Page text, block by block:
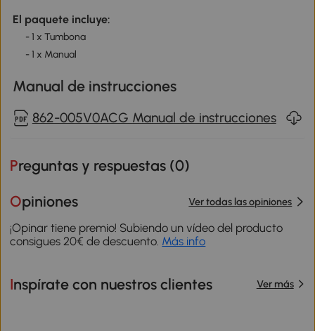
El paquete incluye:
- 1 x Tumbona
- 1 x Manual
Manual de instrucciones
862-005V0ACG Manual de instrucciones
Preguntas y respuestas (0)
Opiniones Ver todas las opiniones
¡Opinar tiene premio! Subiendo un vídeo del producto
consigues 20€ de descuento. Más info
Inspírate con nuestros clientes Ver más